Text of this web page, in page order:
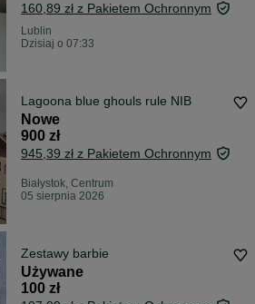
160,89 zł z Pakietem Ochronnym
Lublin
Dzisiaj o 07:33
Lagoona blue ghouls rule NIB
Nowe
900 zł
945,39 zł z Pakietem Ochronnym
Białystok, Centrum
05 sierpnia 2026
Zestawy barbie
Używane
100 zł